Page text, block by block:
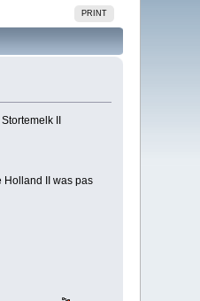
PRINT
II
Holland II was pas